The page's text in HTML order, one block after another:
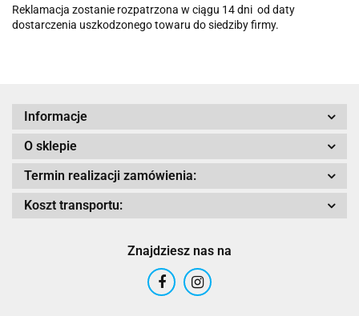
Reklamacja zostanie rozpatrzona w ciągu 14 dni od daty
dostarczenia uszkodzonego towaru do siedziby firmy.
Informacje
O sklepie
Termin realizacji zamówienia:
Koszt transportu:
Znajdziesz nas na